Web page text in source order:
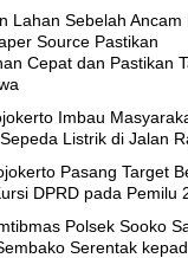
Lahan Sebelah Ancam
Source Pastikan
Cepat dan Pastikan
Imbau
Listrik di Jalan
Pasang Target
DPRD pada Pemilu
Polsek Sooko
Serentak